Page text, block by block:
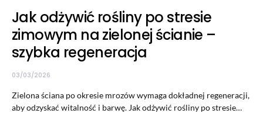
Jak odżywić rośliny po stresie
zimowym na zielonej ścianie –
szybka regeneracja
03/03/2026
Zielona ściana po okresie mrozów wymaga dokładnej regeneracji,
aby odzyskać witalność i barwę. Jak odżywić rośliny po stresie…